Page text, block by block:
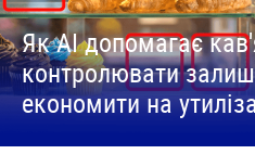
Як AI допомагає
контролювати
економити на